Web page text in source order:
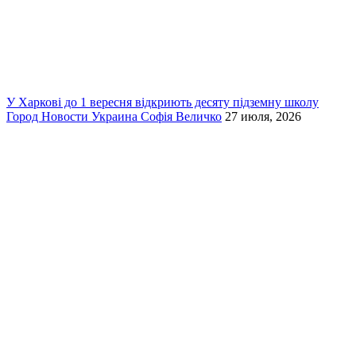
У Харкові до 1 вересня відкриють десяту підземну школу
Город Новости Украина Софія Величко 27 июля, 2026